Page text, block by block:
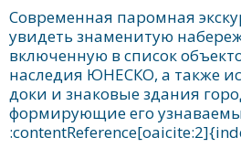
Современная паромная
увидеть знаменитую
включенную в список
наследия ЮНЕСКО, а также
доки и знаковые здания
формирующие его